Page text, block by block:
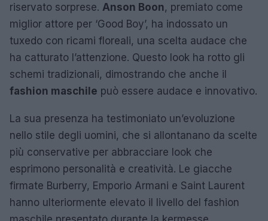
riservato sorprese. Anson Boon, premiato come
miglior attore per ‘Good Boy’, ha indossato un
tuxedo con ricami floreali, una scelta audace che
ha catturato l’attenzione. Questo look ha rotto gli
schemi tradizionali, dimostrando che anche il
fashion maschile può essere audace e innovativo.
La sua presenza ha testimoniato un’evoluzione
nello stile degli uomini, che si allontanano da scelte
più conservative per abbracciare look che
esprimono personalità e creatività. Le giacche
firmate Burberry, Emporio Armani e Saint Laurent
hanno ulteriormente elevato il livello del fashion